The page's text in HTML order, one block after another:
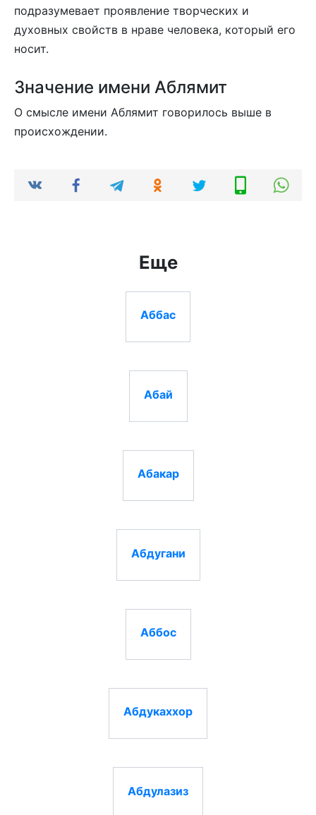
подразумевает проявление творческих и
духовных свойств в нраве человека, который его
носит.
Значение имени Аблямит
О смысле имени Аблямит говорилось выше в
происхождении.
Еще
Аббас
Абай
Абакар
Абдугани
Аббос
Абдукаххор
Абдулазиз